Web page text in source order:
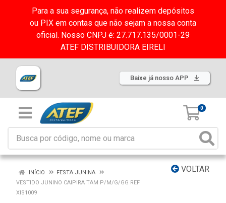
Para a sua segurança, não realizem depósitos
ou PIX em contas que não sejam a nossa conta
oficial. Nosso CNPJ é: 27.717.135/0001-29
ATEF DISTRIBUIDORA EIRELI
Baixe já nosso APP
0
VOLTAR
INÍCIO
FESTA JUNINA
VESTIDO JUNINO CAIPIRA TAM P/M/G/GG REF
XIS1009